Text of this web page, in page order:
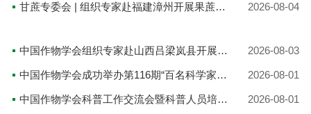
甘蔗专委会 | 组织专家赴福建漳州开展果蔗科技服务 2026-08-04
中国作物学会组织专家赴山西吕梁岚县开展定点科技帮扶活动 2026-08-03
中国作物学会成功举办第116期“百名科学家讲党课”活动 2026-08-01
中国作物学会科普工作交流会暨科普人员培训会在青海西宁成功举办 2026-08-01